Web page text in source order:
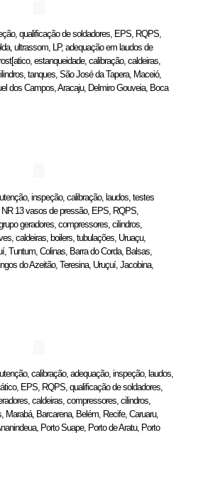
qualificação de soldadores, EPS, RQPS,
ultrassom, LP, adequação em laudos de
estanqueidade, calibração, caldeiras,
tanques, São José da Tapera, Maceió,
dos Campos, Aracaju, Delmiro Gouveia, Boca
inspeção, calibração, laudos, testes
13 vasos de pressão, EPS, RQPS,
geradores, compressores, cilindros,
caldeiras, boilers, tubulações, Uruaçu,
Tuntum, Colinas, Barra do Corda, Balsas,
do Azeitão, Teresina, Uruçuí, Jacobina,
calibração, adequação, inspeção, laudos,
EPS, RQPS, qualificação de soldadores,
caldeiras, compressores, cilindros,
Marabá, Barcarena, Belém, Recife, Caruaru,
Porto Suape, Porto de Aratu, Porto